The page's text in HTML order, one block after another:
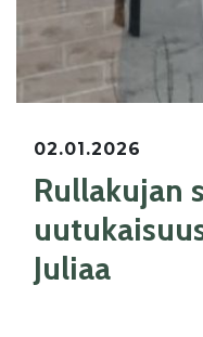
02.01.2026
Rullakujan
Juliaa